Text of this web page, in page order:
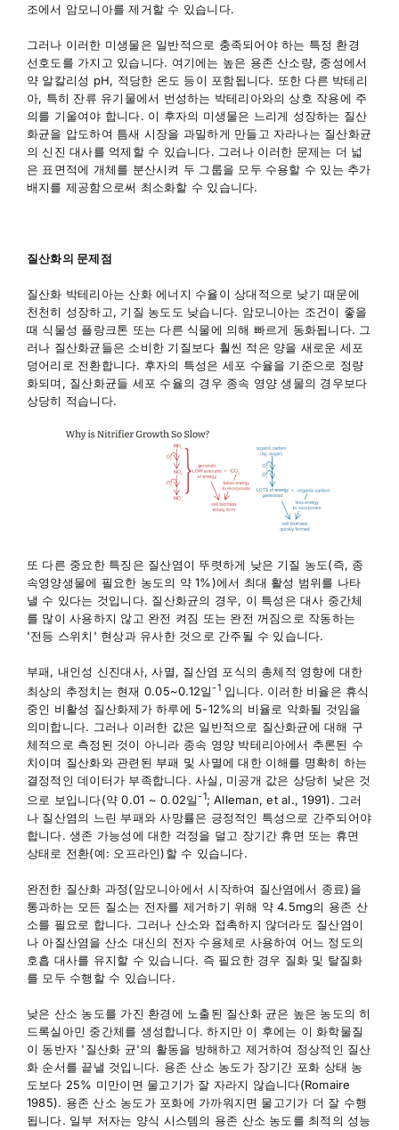
조에서 암모니아를 제거할 수 있습니다.
그러나 이러한 미생물은 일반적으로 충족되어야 하는 특정 환경
선호도를 가지고 있습니다. 여기에는 높은 용존 산소량, 중성에서
약 알칼리성 pH, 적당한 온도 등이 포함됩니다. 또한 다른 박테리
아, 특히 잔류 유기물에서 번성하는 박테리아와의 상호 작용에 주
의를 기울여야 합니다. 이 후자의 미생물은 느리게 성장하는 질산
화균을 압도하여 틈새 시장을 과밀하게 만들고 자라나는 질산화균
의 신진 대사를 억제할 수 있습니다. 그러나 이러한 문제는 더 넓
은 표면적에 개체를 분산시켜 두 그룹을 모두 수용할 수 있는 추가
배지를 제공함으로써 최소화할 수 있습니다.
질산화의 문제점
질산화 박테리아는 산화 에너지 수율이 상대적으로 낮기 때문에
천천히 성장하고, 기질 농도도 낮습니다. 암모니아는 조건이 좋을
때 식물성 플랑크톤 또는 다른 식물에 의해 빠르게 동화됩니다. 그
러나 질산화균들은 소비한 기질보다 훨씬 적은 양을 새로운 세포
덩어리로 전환합니다. 후자의 특성은 세포 수율을 기준으로 정량
화되며, 질산화균들 세포 수율의 경우 종속 영양 생물의 경우보다
상당히 적습니다.
또 다른 중요한 특징은 질산염이 뚜렷하게 낮은 기질 농도(즉, 종
속영양생물에 필요한 농도의 약 1%)에서 최대 활성 범위를 나타
낼 수 있다는 것입니다. 질산화균의 경우, 이 특성은 대사 중간체
를 많이 사용하지 않고 완전 켜짐 또는 완전 꺼짐으로 작동하는
'전등 스위치' 현상과 유사한 것으로 간주될 수 있습니다.
부패, 내인성 신진대사, 사멸, 질산염 포식의 총체적 영향에 대한
최상의 추정치는 현재 0.05~0.12일-1입니다. 이러한 비율은 휴식
중인 비활성 질산화제가 하루에 5-12%의 비율로 악화될 것임을
의미합니다. 그러나 이러한 값은 일반적으로 질산화균에 대해 구
체적으로 측정된 것이 아니라 종속 영양 박테리아에서 추론된 수
치이며 질산화와 관련된 부패 및 사멸에 대한 이해를 명확히 하는
결정적인 데이터가 부족합니다. 사실, 미공개 값은 상당히 낮은 것
으로 보입니다(약 0.01 ~ 0.02일-1; Alleman, et al., 1991). 그러
나 질산염의 느린 부패와 사망률은 긍정적인 특성으로 간주되어야
합니다. 생존 가능성에 대한 걱정을 덜고 장기간 휴면 또는 휴면
상태로 전환(예: 오프라인)할 수 있습니다.
완전한 질산화 과정(암모니아에서 시작하여 질산염에서 종료)을
통과하는 모든 질소는 전자를 제거하기 위해 약 4.5mg의 용존 산
소를 필요로 합니다. 그러나 산소와 접촉하지 않더라도 질산염이
나 아질산염을 산소 대신의 전자 수용체로 사용하여 어느 정도의
호흡 대사를 유지할 수 있습니다. 즉 필요한 경우 질화 및 탈질화
를 모두 수행할 수 있습니다.
낮은 산소 농도를 가진 환경에 노출된 질산화 균은 높은 농도의 히
드록실아민 중간체를 생성합니다. 하지만 이 후에는 이 화학물질
이 동반자 '질산화 균'의 활동을 방해하고 제거하여 정상적인 질산
화 순서를 끝낼 것입니다. 용존 산소 농도가 장기간 포화 상태 농
도보다 25% 미만이면 물고기가 잘 자라지 않습니다(Romaire
1985). 용존 산소 농도가 포화에 가까워지면 물고기가 더 잘 수행
됩니다. 일부 저자는 양식 시스템의 용존 산소 농도를 최적의 성능